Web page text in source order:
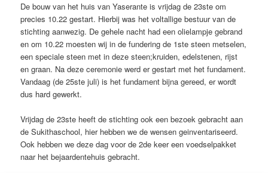
De bouw van het huis van Yaserante is vrijdag de 23ste om
precies 10.22 gestart. Hierbij was het voltallige bestuur van de
stichting aanwezig. De gehele nacht had een olielampje gebrand
en om 10.22 moesten wij in de fundering de 1ste steen metselen,
een speciale steen met in deze steen;kruiden, edelstenen, rijst
en graan. Na deze ceremonie werd er gestart met het fundament.
Vandaag (de 25ste juli) is het fundament bijna gereed, er wordt
dus hard gewerkt.
Vrijdag de 23ste heeft de stichting ook een bezoek gebracht aan
de Sukithaschool, hier hebben we de wensen geinventariseerd.
Ook hebben we deze dag voor de 2de keer een voedselpakket
naar het bejaardentehuis gebracht.